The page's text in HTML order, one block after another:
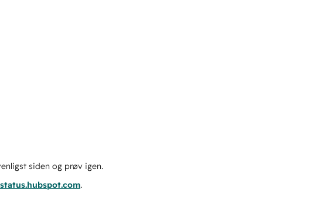
siden og prøv igen.
status.hubspot.com.